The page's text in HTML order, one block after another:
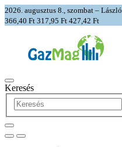
2026. augusztus 8., szombat – László
366,40 Ft 317,95 Ft 427,42 Ft
Keresés